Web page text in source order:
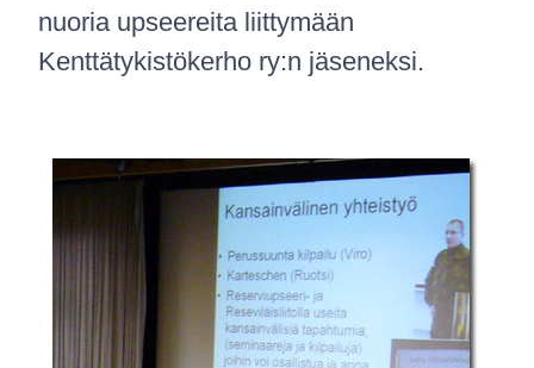
nuoria upseereita liittymään
Kenttätykistökerho ry:n jäseneksi.